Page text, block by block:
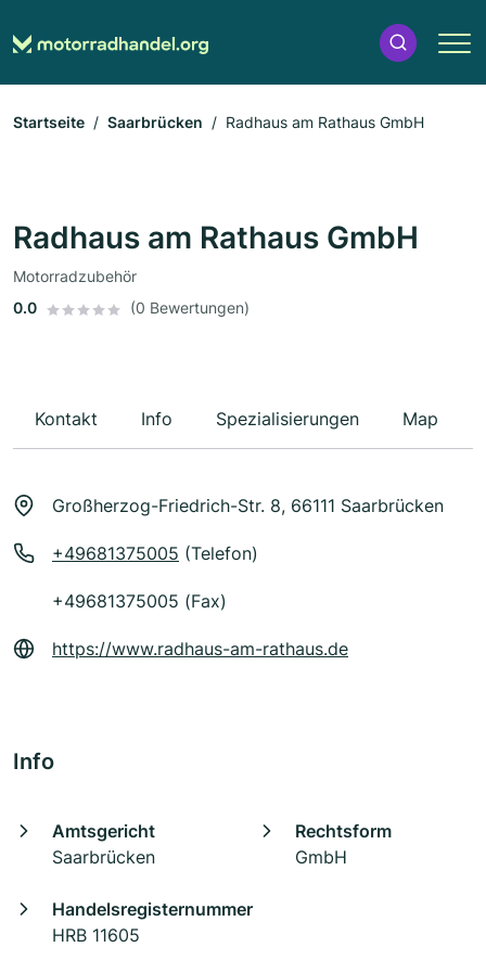
Startseite Saarbrücken Radhaus am Rathaus GmbH
Radhaus am Rathaus GmbH
Motorradzubehör
0.0
(0 Bewertungen)
Kontakt Info Spezialisierungen Map
Großherzog-Friedrich-Str. 8, 66111 Saarbrücken
+49681375005 (Telefon)
+49681375005 (Fax)
https://www.radhaus-am-rathaus.de
Info
Amtsgericht
Saarbrücken
Rechtsform
GmbH
Handelsregisternummer
HRB 11605